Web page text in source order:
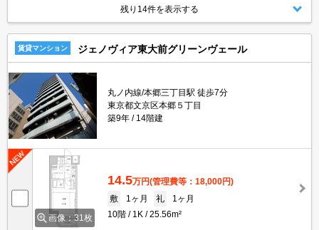
残り14件を表示する
賃貸マンション ジェノヴィア東大前グリーンヴェール
丸ノ内線/本郷三丁目駅 徒歩7分
東京都文京区本郷５丁目
築9年
14階建
画像：31枚
14.5万円(管理費等：18,000円)
敷
1ヶ月 礼
1ヶ月
10階
1K 25.56m²